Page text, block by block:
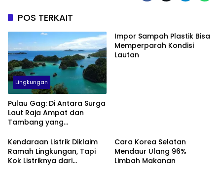
POS TERKAIT
Lingkungan
Pulau Gag: Di Antara Surga
Laut Raja Ampat dan
Tambang yang
Impor Sampah Plastik Bisa
Memperparah Kondisi
Lautan
Kendaraan Listrik Diklaim
Ramah Lingkungan, Tapi
Kok Listriknya dari
Cara Korea Selatan
Mendaur Ulang 96%
Limbah Makanan